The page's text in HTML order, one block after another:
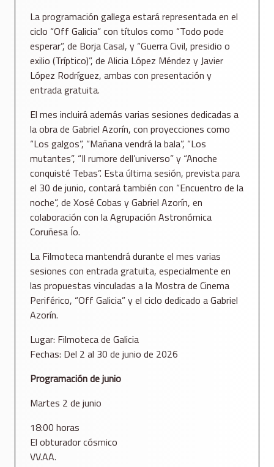
La programación gallega estará representada en el
ciclo “Off Galicia” con títulos como “Todo pode
esperar”, de Borja Casal, y “Guerra Civil, presidio o
exilio (Tríptico)”, de Alicia López Méndez y Javier
López Rodríguez, ambas con presentación y
entrada gratuita.
El mes incluirá además varias sesiones dedicadas a
la obra de Gabriel Azorín, con proyecciones como
“Los galgos”, “Mañana vendrá la bala”, “Los
mutantes”, “Il rumore dell’universo” y “Anoche
conquisté Tebas”. Esta última sesión, prevista para
el 30 de junio, contará también con “Encuentro de la
noche”, de Xosé Cobas y Gabriel Azorín, en
colaboración con la Agrupación Astronómica
Coruñesa Ío.
La Filmoteca mantendrá durante el mes varias
sesiones con entrada gratuita, especialmente en
las propuestas vinculadas a la Mostra de Cinema
Periférico, “Off Galicia” y el ciclo dedicado a Gabriel
Azorín.
Lugar: Filmoteca de Galicia
Fechas: Del 2 al 30 de junio de 2026
Programación de junio
Martes 2 de junio
18:00 horas
El obturador cósmico
VV.AA.